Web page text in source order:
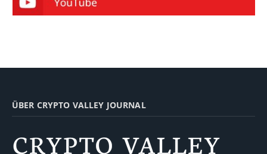
ÜBER CRYPTO VALLEY JOURNAL